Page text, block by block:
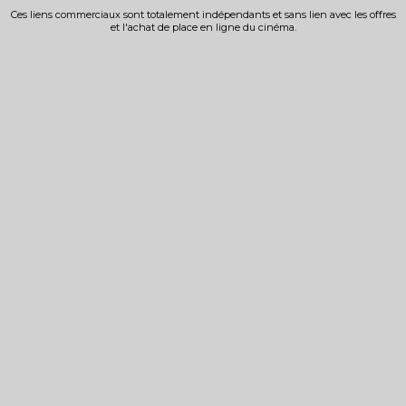
Ces liens commerciaux sont totalement indépendants et sans lien avec les offres
et l'achat de place en ligne du cinéma.